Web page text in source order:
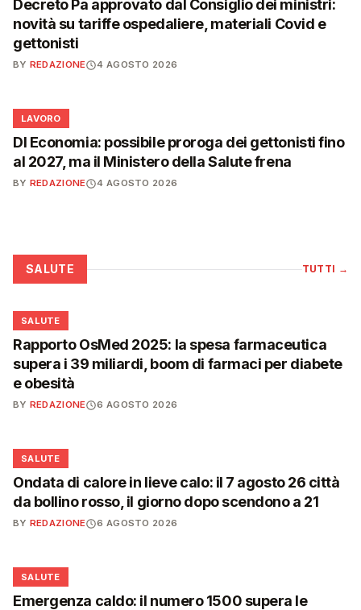
Decreto Pa approvato dal Consiglio dei ministri:
novità su tariffe ospedaliere, materiali Covid e
gettonisti
BY REDAZIONE 4 AGOSTO 2026
💼
LAVORO
Dl Economia: possibile proroga dei gettonisti fino
al 2027, ma il Ministero della Salute frena
BY REDAZIONE 4 AGOSTO 2026
SALUTE TUTTI →
❤️
SALUTE
Rapporto OsMed 2025: la spesa farmaceutica
supera i 39 miliardi, boom di farmaci per diabete
e obesità
BY REDAZIONE 6 AGOSTO 2026
❤️
SALUTE
Ondata di calore in lieve calo: il 7 agosto 26 città
da bollino rosso, il giorno dopo scendono a 21
BY REDAZIONE 6 AGOSTO 2026
❤️
SALUTE
Emergenza caldo: il numero 1500 supera le